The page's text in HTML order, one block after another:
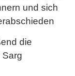
und sich
die